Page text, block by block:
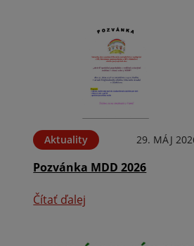
Aktuality 29. MÁJ
Pozvánka MDD 2026
Čítať ďalej